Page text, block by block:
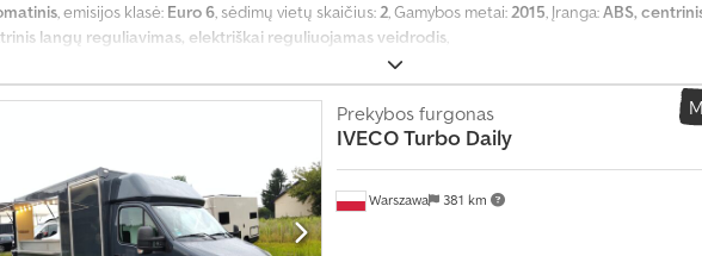
n
k
a
k
t
, emisijos klasė: Euro 6, sėdimų vietų skaičius:2, Gamybos metai:2015, Įranga:ABS,
langų reguliavimas, elektriškai reguliuojamas veidrodis,
Warszawa 381 km
Prekybos furgonas
IVECOTurbo Daily